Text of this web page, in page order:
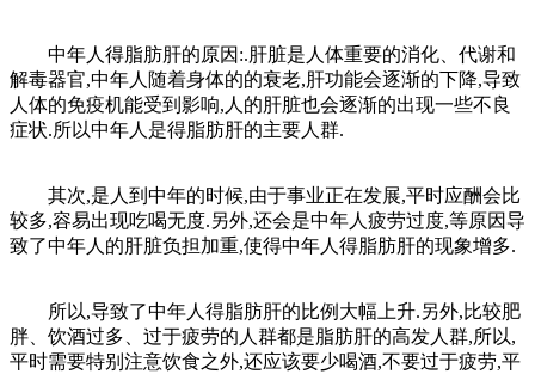
中年人得脂肪肝的原因:.肝脏是人体重要的消化、代谢和
解毒器官,中年人随着身体的的衰老,肝功能会逐渐的下降,导致
人体的免疫机能受到影响,人的肝脏也会逐渐的出现一些不良
症状.所以中年人是得脂肪肝的主要人群.
其次,是人到中年的时候,由于事业正在发展,平时应酬会比
较多,容易出现吃喝无度.另外,还会是中年人疲劳过度,等原因导
致了中年人的肝脏负担加重,使得中年人得脂肪肝的现象增多.
所以,导致了中年人得脂肪肝的比例大幅上升.另外,比较肥
胖、饮酒过多、过于疲劳的人群都是脂肪肝的高发人群,所以,
平时需要特别注意饮食之外,还应该要少喝酒,不要过于疲劳,平